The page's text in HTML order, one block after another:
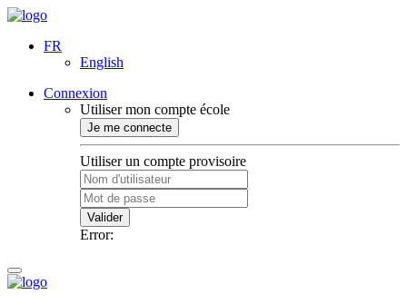
FR
English
Connexion
Utiliser mon compte école
Je me connecte
Utiliser un compte provisoire
Valider
Error: